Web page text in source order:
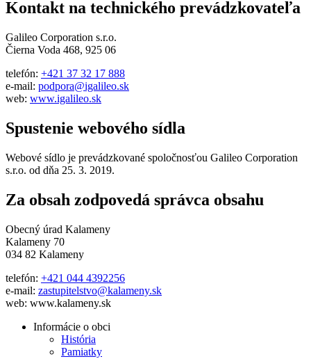
Kontakt na technického prevádzkovateľa
Galileo Corporation s.r.o.
Čierna Voda 468, 925 06
telefón: +421 37 32 17 888
e-mail: podpora@igalileo.sk
web: www.igalileo.sk
Spustenie webového sídla
Webové sídlo je prevádzkované spoločnosťou Galileo Corporation
s.r.o. od dňa 25. 3. 2019.
Za obsah zodpovedá správca obsahu
Obecný úrad Kalameny
Kalameny 70
034 82 Kalameny
telefón: +421 044 4392256
e-mail: zastupitelstvo@kalameny.sk
web: www.kalameny.sk
Informácie o obci
História
Pamiatky